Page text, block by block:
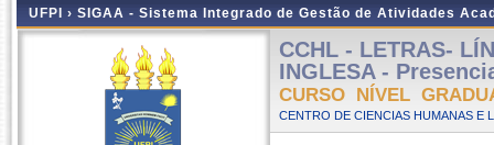
UFPI › SIGAA - Sistema Integrado de Gestão de Atividades
CCHL - LETRAS-
INGLESA -
CURSO NÍVEL
CENTRO DE CIENCIAS HUMANAS E